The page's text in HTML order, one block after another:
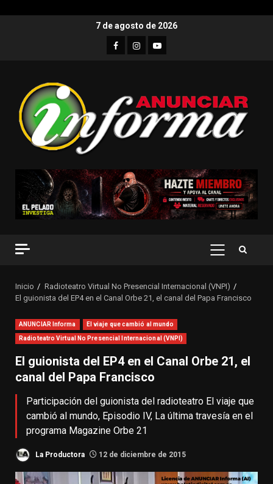
7 de agosto de 2026
Inicio
Radioteatro Virtual No Presencial Internacional (VNPI)
El guionista del EP4 en el Canal Orbe 21, el canal del Papa Francisco
ANUNCIAR Informa El viaje que cambió al mundo
Radioteatro Virtual No Presencial Internacional (VNPI)
El guionista del EP4 en el Canal Orbe 21, el
canal del Papa Francisco
Participación del guionista del radioteatro El viaje que
cambió al mundo, Episodio IV, La última travesía en el
programa Magazine Orbe 21
La Productora 12 de diciembre de 2015